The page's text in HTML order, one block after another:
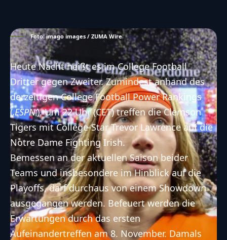
Foto: imago images / ZUMA Wire
Heute Nacht heißt es im College Football
Dritter gegen Zweiter. Zumindest anhand des
derzeitigen College Football Power Rankings
(‚ESPN‘). Um 22 Uhr (CET) treffen die Clemson
Tigers mit College-Star Trevor Lawrence auf die
Notre Dame Fighting Irish.
Bemessen an der aktuellen Saison beider
Teams und insbesondere im Hinblick auf die
Playoffs, darf durchaus von einem Showdown
ausgegangen werden. Befeuert werden die
Erwartungen durch das ersten
Aufeinandertreffen am 8. November. Damals